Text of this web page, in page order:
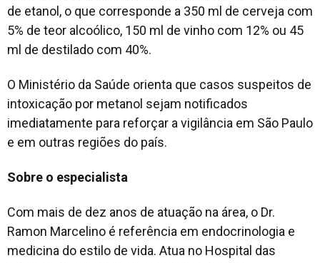
de etanol, o que corresponde a 350 ml de cerveja com
5% de teor alcoólico, 150 ml de vinho com 12% ou 45
ml de destilado com 40%.
O Ministério da Saúde orienta que casos suspeitos de
intoxicação por metanol sejam notificados
imediatamente para reforçar a vigilância em São Paulo
e em outras regiões do país.
Sobre o especialista
Com mais de dez anos de atuação na área, o Dr.
Ramon Marcelino é referência em endocrinologia e
medicina do estilo de vida. Atua no Hospital das